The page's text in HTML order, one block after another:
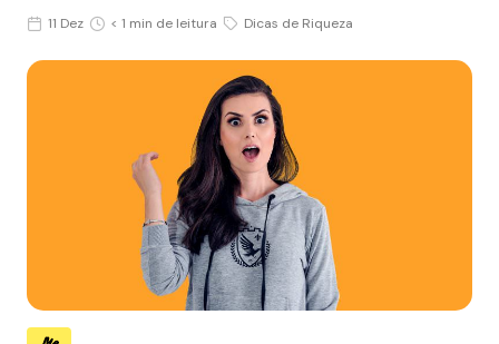
11 Dez < 1 min de leitura Dicas de Riqueza